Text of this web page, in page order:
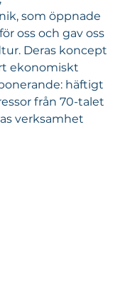
som öppnade
oss och gav oss
Deras koncept
ekonomiskt
häftigt
från 70-talet
verksamhet